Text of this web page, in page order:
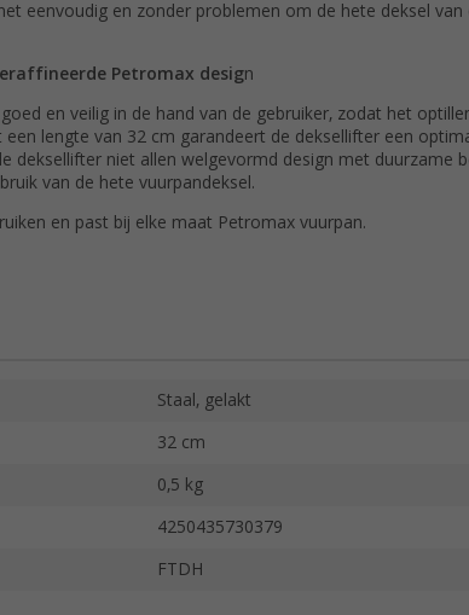
eenvoudig en zonder problemen om de hete deksel van
Petromax design
en veilig in de hand van de gebruiker, zodat het
lengte van 32 cm garandeert de deksellifter een
deksellifter niet allen welgevormd design met duurzame
van de hete vuurpandeksel.
en past bij elke maat Petromax vuurpan.
Staal, gelakt
32 cm
0,5 kg
4250435730379
FTDH